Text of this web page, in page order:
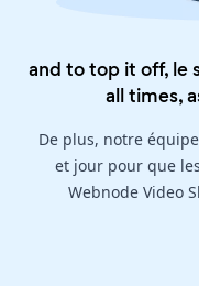
and to top it off, le
all times,
De plus, notre
et jour pour que
Webnode Video